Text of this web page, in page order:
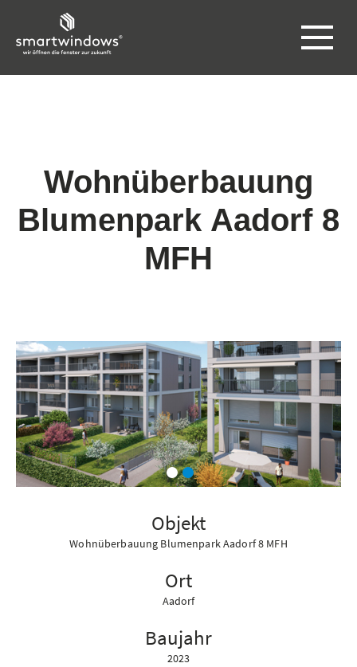
Wohnüberbauung
Blumenpark Aadorf 8
MFH
Objekt
Wohnüberbauung Blumenpark Aadorf 8 MFH
Ort
Aadorf
Baujahr
2023